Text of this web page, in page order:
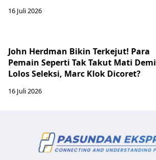
16 Juli 2026
John Herdman Bikin Terkejut! Para
Pemain Seperti Tak Takut Mati Demi
Lolos Seleksi, Marc Klok Dicoret?
16 Juli 2026